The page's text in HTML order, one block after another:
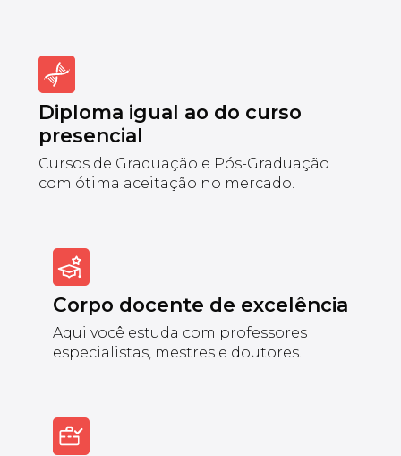
Diploma igual ao do curso
presencial
Cursos de Graduação e Pós-Graduação
com ótima aceitação no mercado.
Corpo docente de excelência
Aqui você estuda com professores
especialistas, mestres e doutores.